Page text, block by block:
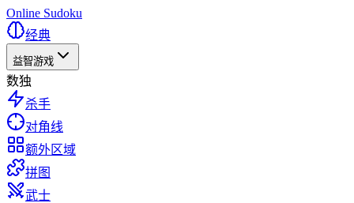
Online Sudoku
经典
益智游戏
数独
杀手
对角线
额外区域
拼图
武士